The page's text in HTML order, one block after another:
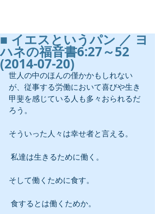
■ イエスというパン ／ ヨ
ハネの福音書6:27～52
(2014-07-20)
世人の中のほんの僅かかもしれない
が、従事する労働において喜びや生き
甲斐を感じている人も多々おられるだ
ろう。
そういった人々は幸せ者と言える。
私達は生きるために働く。
そして働くために食す。
食するとは働くためか。